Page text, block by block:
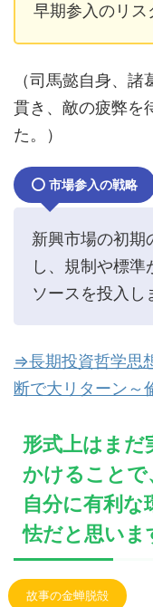
早期参入のリス
（司馬懿自身、
貫き、敵の疲弊を
た。）
市場参入の戦略
新興市場の初期
し、規制や標準
ソースを投入し
⇒長期投資哲学思
断で大リターン～
形式上はまだ
かけること
自分に有利な
怯だと思いま
故事の金蝉脱殻